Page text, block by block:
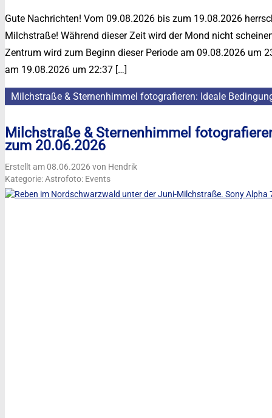
Gute Nachrichten! Vom 09.08.2026 bis zum 19.08.2026
Milchstraße! Während dieser Zeit wird der Mond nicht
Zentrum wird zum Beginn dieser Periode am 09.08.2026 um
am 19.08.2026 um 22:37 […]
Milchstraße & Sternenhimmel fotografieren: Ideale
Milchstraße & Sternenhimmel
zum 20.06.2026
Erstellt am 08.06.2026 von Hendrik
Kategorie: Astrofoto: Events